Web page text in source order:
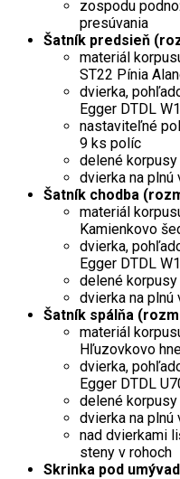
zospodu
presúvania
Šatník predsieň
materiál
ST22 Pínia
dvierka,
Egger DTDL
nastaviteľné
9 ks políc
delené
dvierka na plnú
Šatník chodba
materiál
Kamienkovo
dvierka,
Egger DTDL
delené
dvierka na plnú
Šatník spálňa
materiál
Hľuzovkovo
dvierka,
Egger DTDL
delené
dvierka na plnú
nad dvierkami
steny v rohoch
Skrinka pod